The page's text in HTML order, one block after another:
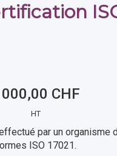
000,00 CHF
HT
par un
ISO 17021.